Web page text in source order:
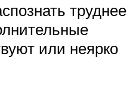
труднее
или неярко